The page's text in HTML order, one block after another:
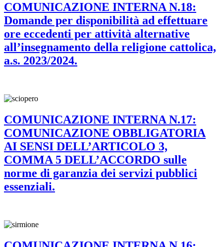
COMUNICAZIONE INTERNA N.18:
Domande per disponibilità ad effettuare
ore eccedenti per attività alternative
all’insegnamento della religione cattolica,
a.s. 2023/2024.
COMUNICAZIONE INTERNA N.17:
COMUNICAZIONE OBBLIGATORIA
AI SENSI DELL’ARTICOLO 3,
COMMA 5 DELL’ACCORDO sulle
norme di garanzia dei servizi pubblici
essenziali.